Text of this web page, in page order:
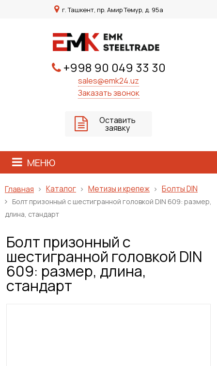
г. Ташкент, пр. Амир Темур, д. 95а
+998 90 049 33 30
sales@emk24.uz
Заказать звонок
Оставить
заявку
МЕНЮ
Главная Каталог Метизы и крепеж Болты DIN
Болт призонный с шестигранной головкой DIN 609: размер,
длина, стандарт
Болт призонный с
шестигранной головкой DIN
609: размер, длина,
стандарт